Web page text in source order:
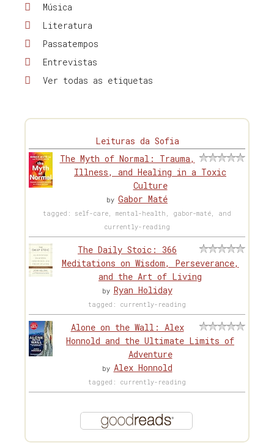
Música
Literatura
Passatempos
Entrevistas
Ver todas as etiquetas
Leituras da Sofia
The Myth of Normal: Trauma,
Illness, and Healing in a Toxic
Culture
by Gabor Maté
tagged: self-care, mental-health, gabor-maté, and
currently-reading
The Daily Stoic: 366
Meditations on Wisdom, Perseverance,
and the Art of Living
by Ryan Holiday
tagged: currently-reading
Alone on the Wall: Alex
Honnold and the Ultimate Limits of
Adventure
by Alex Honnold
tagged: currently-reading